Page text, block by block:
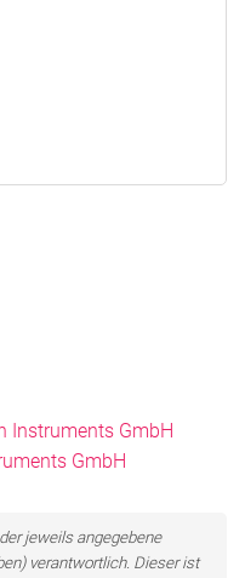
Instruments GmbH
GmbH
jeweils angegebene
verantwortlich. Dieser ist